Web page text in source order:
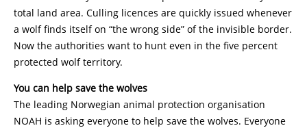
total land area. Culling licences are quickly issued whenever
a wolf finds itself on “the wrong side” of the invisible border.
Now the authorities want to hunt even in the five percent
protected wolf territory.
You can help save the wolves
The leading Norwegian animal protection organisation
NOAH is asking everyone to help save the wolves. Everyone